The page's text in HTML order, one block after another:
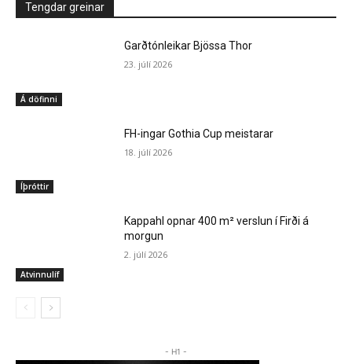
Tengdar greinar
Á döfinni
Garðtónleikar Bjössa Thor
23. júlí 2026
Íþróttir
FH-ingar Gothia Cup meistarar
18. júlí 2026
Atvinnulíf
Kappahl opnar 400 m² verslun í Firði á
morgun
2. júlí 2026
- H1 -